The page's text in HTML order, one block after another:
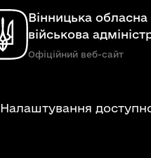
Вінницька обласна
військова
Офіційний веб-сайт
Налаштування